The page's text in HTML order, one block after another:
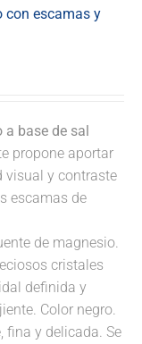
con escamas y
a base de sal
propone aportar
visual y contraste
escamas de
de magnesio.
cristales
definida y
Color negro.
fina y delicada. Se